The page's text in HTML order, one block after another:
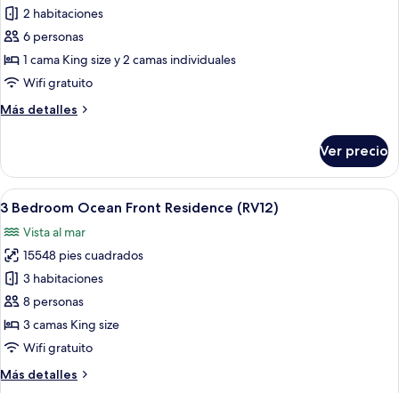
de
Two
Bedroom
Ocean
Pool
2 habitaciones
6 personas
1 cama King size y 2 camas individuales
Wifi gratuito
Más detalles
Más
Bedroom
Ocean
Front
Villa
Ver precio
Abrir
todas
las
fotos
de
3
Bedroom
Ocean
Residence
16
3 Bedroom Ocean Front Residence (RV12)
Vista al mar
15548 pies cuadrados
3 habitaciones
8 personas
3 camas King size
Wifi gratuito
Más detalles
Más